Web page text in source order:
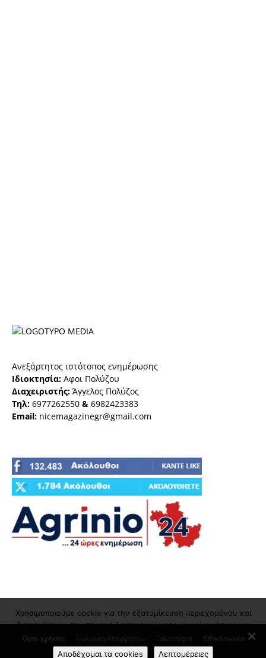
Ανεξάρτητος ιστότοπος ενημέρωσης
Ιδιοκτησία: Αφοι Πολύζου
Διαχειριστής: Άγγελος Πολύζος
Τηλ: 6977262550 & 6982423383
Email: nicemagazinegr@gmail.com
Όροι χρήσης Πολιτική Απορρήτου Ταυτότητα Επικοινωνία
Χρησιμοποιούμε cookie για την εξατομίκευση περιεχομένου και
διαφημίσεων, την παροχή λειτουργιών κοινωνικών μέσων και
την ανάλυση της επισκεψιμότητάς μας
Αποδέχομαι τα cookies
Λεπτομέρειες